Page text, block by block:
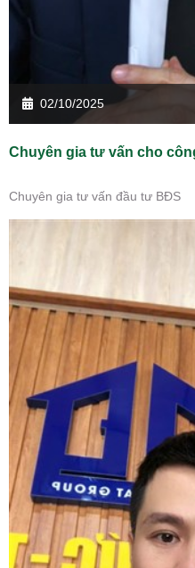
02/10/2025
Chuyên gia tư vấn cho
Chuyên gia tư vấn đầu tư BĐS